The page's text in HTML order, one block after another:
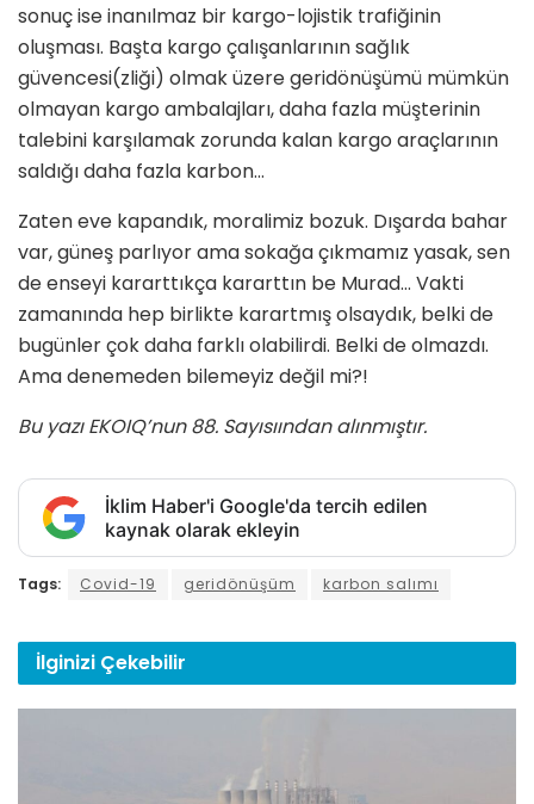
sonuç ise inanılmaz bir kargo-lojistik trafiğinin
oluşması. Başta kargo çalışanlarının sağlık
güvencesi(zliği) olmak üzere geridönüşümü mümkün
olmayan kargo ambalajları, daha fazla müşterinin
talebini karşılamak zorunda kalan kargo araçlarının
saldığı daha fazla karbon…
Zaten eve kapandık, moralimiz bozuk. Dışarda bahar
var, güneş parlıyor ama sokağa çıkmamız yasak, sen
de enseyi kararttıkça kararttın be Murad… Vakti
zamanında hep birlikte karartmış olsaydık, belki de
bugünler çok daha farklı olabilirdi. Belki de olmazdı.
Ama denemeden bilemeyiz değil mi?!
Bu yazı EKOIQ’nun 88. Sayısıından alınmıştır.
İklim Haber'i Google'da tercih edilen
kaynak olarak ekleyin
Tags: Covid-19 geridönüşüm karbon salımı
İlginizi Çekebilir